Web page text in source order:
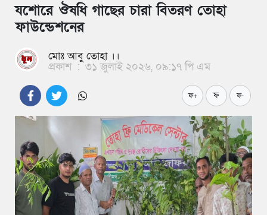
যশোরে ঔষধি গাছের চারা বিতরণ তোহা
ফাউন্ডেশনের
মোঃ আবু তোহা ।।
প্রকাশ : ৩১ জুলাই ২০২৬, ০৯:১৭ পি এম
ফ+ ফ ফ-